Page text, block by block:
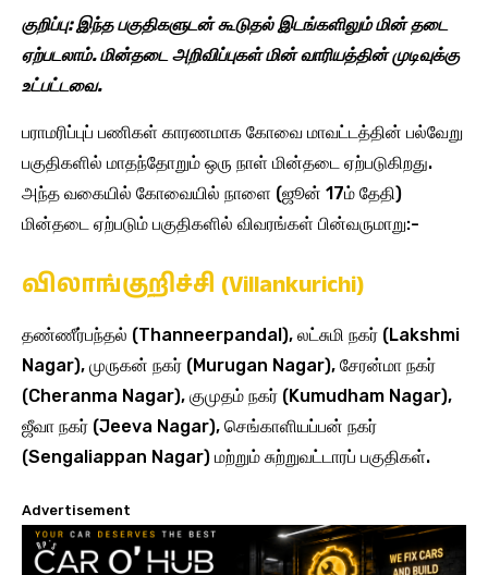
குறிப்பு: இந்த பகுதிகளுடன் கூடுதல் இடங்களிலும் மின் தடை
ஏற்படலாம். மின்தடை அறிவிப்புகள் மின் வாரியத்தின் முடிவுக்கு
உட்பட்டவை.
பராமரிப்புப் பணிகள் காரணமாக கோவை மாவட்டத்தின் பல்வேறு
பகுதிகளில் மாதந்தோறும் ஒரு நாள் மின்தடை ஏற்படுகிறது.
அந்த வகையில் கோவையில் நாளை (ஜூன் 17ம் தேதி)
மின்தடை ஏற்படும் பகுதிகளில் விவரங்கள் பின்வருமாறு:-
விலாங்குறிச்சி (Villankurichi)
தண்ணீர்பந்தல் (Thanneerpandal), லட்சுமி நகர் (Lakshmi
Nagar), முருகன் நகர் (Murugan Nagar), சேரன்மா நகர்
(Cheranma Nagar), குமுதம் நகர் (Kumudham Nagar),
ஜீவா நகர் (Jeeva Nagar), செங்காளியப்பன் நகர்
(Sengaliappan Nagar) மற்றும் சுற்றுவட்டாரப் பகுதிகள்.
Advertisement